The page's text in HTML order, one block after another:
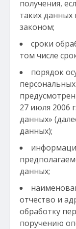
получения,
таких
законом;
сроки
том числе
порядок
27 июля 2006
данных»
данных);
данных;
отчество и
обработку
поручению